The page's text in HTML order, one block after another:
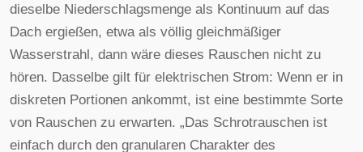
dieselbe Niederschlagsmenge als Kontinuum auf das
Dach ergießen, etwa als völlig gleichmäßiger
Wasserstrahl, dann wäre dieses Rauschen nicht zu
hören. Dasselbe gilt für elektrischen Strom: Wenn er in
diskreten Portionen ankommt, ist eine bestimmte Sorte
von Rauschen zu erwarten. „Das Schrotrauschen ist
einfach durch den granularen Charakter des